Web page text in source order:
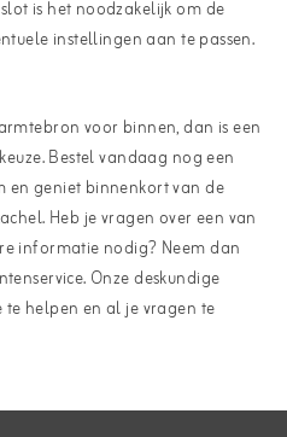
is het noodzakelijk om de
instellingen aan te passen.
voor binnen, dan is een
Bestel vandaag nog een
en geniet binnenkort van de
Heb je vragen over een van
informatie nodig? Neem dan
. Onze deskundige
helpen en al je vragen te